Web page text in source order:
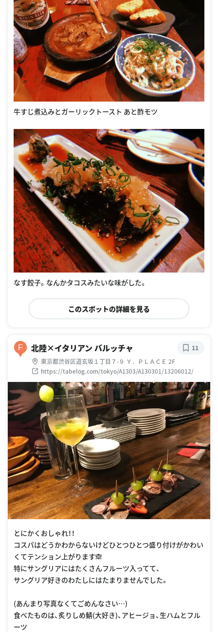
牛すじ煮込みとガーリックトースト あと酢モツ
なす餃子。なんかタコスみたいな味がした。
このスポットの詳細を見る
F 北陸×イタリアン バルッチャ
東京都渋谷区道玄坂１丁目７-９ Ｙ．ＰＬＡＣＥ 2F
https://tabelog.com/tokyo/A1303/A130301/13206012/
11
とにかくおしゃれ！！
コスパはどうかわからないけどひとつひとつ盛り付けがかわい
くてテンション上がります🙈
特にサングリアにはたくさんフルーツ入ってて、
サングリア好きのわたしにはたまりませんでした。
(あんまり写真なくてごめんなさい…)
食べたものは、炙りしめ鯖(大好き)、アヒージョ、生ハムとフル
ーツ